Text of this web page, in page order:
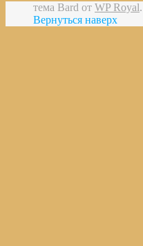
тема Bard от WP Royal.
Вернуться наверх